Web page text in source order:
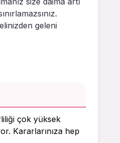
geleni
çok yüksek
Kararlarınıza hep